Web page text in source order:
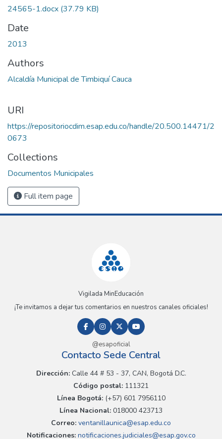
24565-1.docx (37.79 KB)
Date
2013
Authors
Alcaldía Municipal de Timbiquí Cauca
URI
https://repositoriocdim.esap.edu.co/handle/20.500.14471/2
0673
Collections
Documentos Municipales
Full item page
Vigilada MinEducación
¡Te invitamos a dejar tus comentarios en nuestros canales oficiales!
@esapoficial
Contacto Sede Central
Dirección:Calle 44 # 53 - 37, CAN, Bogotá D.C.
Código postal: 111321
Línea Bogotá:(+57) 601 7956110
Línea Nacional: 018000 423713
Correo: ventanillaunica@esap.edu.co
Notificaciones:notificaciones.judiciales@esap.gov.co